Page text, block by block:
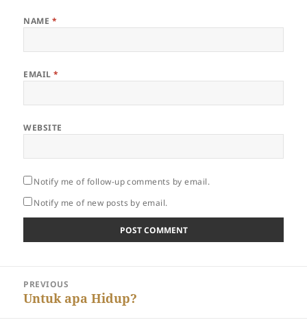
NAME *
EMAIL*
WEBSITE
Notify me of follow-up comments by email.
Notify me of new posts by email.
navigation
PREVIOUS
Previous
Untuk apa Hidup?